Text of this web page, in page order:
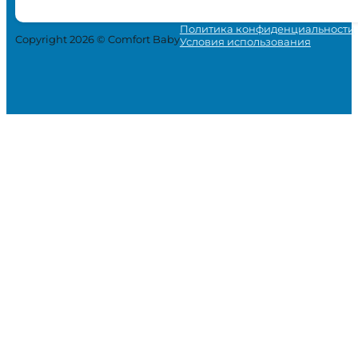
Copyright 2026 © Comfort Baby
Политика конфиденциальности
Условия использования